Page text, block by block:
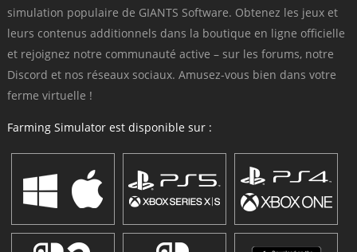
simulation populaire de GIANTS Software. Obtenez les jeux et
leurs contenus additionnels dans la boutique en ligne officielle
et rejoignez notre communauté active – sur les forums, notre
Discord et nos réseaux sociaux. Amusez-vous bien dans votre
ferme virtuelle !
Farming Simulator est disponible sur :